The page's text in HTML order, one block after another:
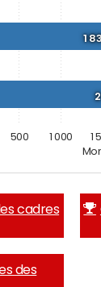
1
500 1 000 1
cadres
des